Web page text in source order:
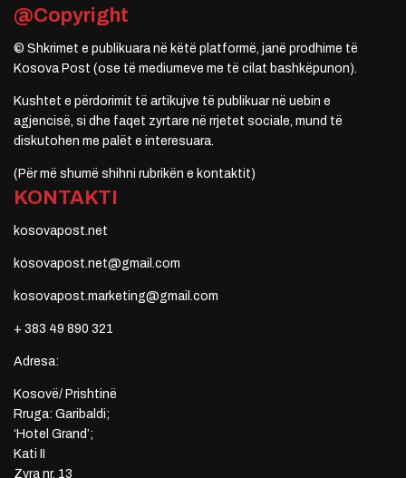
@Copyright
© Shkrimet e publikuara në këtë platformë, janë prodhime të
Kosova Post (ose të mediumeve me të cilat bashkëpunon).
Kushtet e përdorimit të artikujve të publikuar në uebin e
agjencisë, si dhe faqet zyrtare në rrjetet sociale, mund të
diskutohen me palët e interesuara.
(Për më shumë shihni rubrikën e kontaktit)
KONTAKTI
kosovapost.net
kosovapost.net@gmail.com
kosovapost.marketing@gmail.com
+ 383 49 890 321
Adresa:
Kosovë/ Prishtinë
Rruga: Garibaldi;
‘Hotel Grand’;
Kati II
Zyra nr. 13